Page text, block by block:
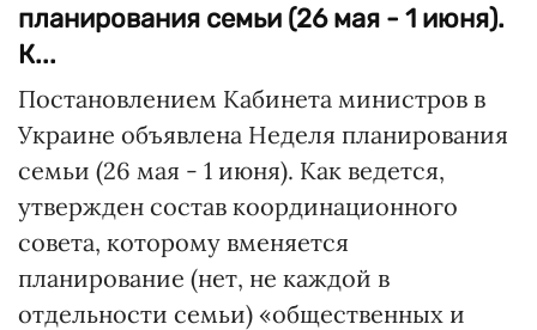
планирования семьи (26 мая - 1 июня).
К...
Постановлением Кабинета министров в
Украине объявлена Неделя планирования
семьи (26 мая - 1 июня). Как ведется,
утвержден состав координационного
совета, которому вменяется
планирование (нет, не каждой в
отдельности семьи) «общественных и